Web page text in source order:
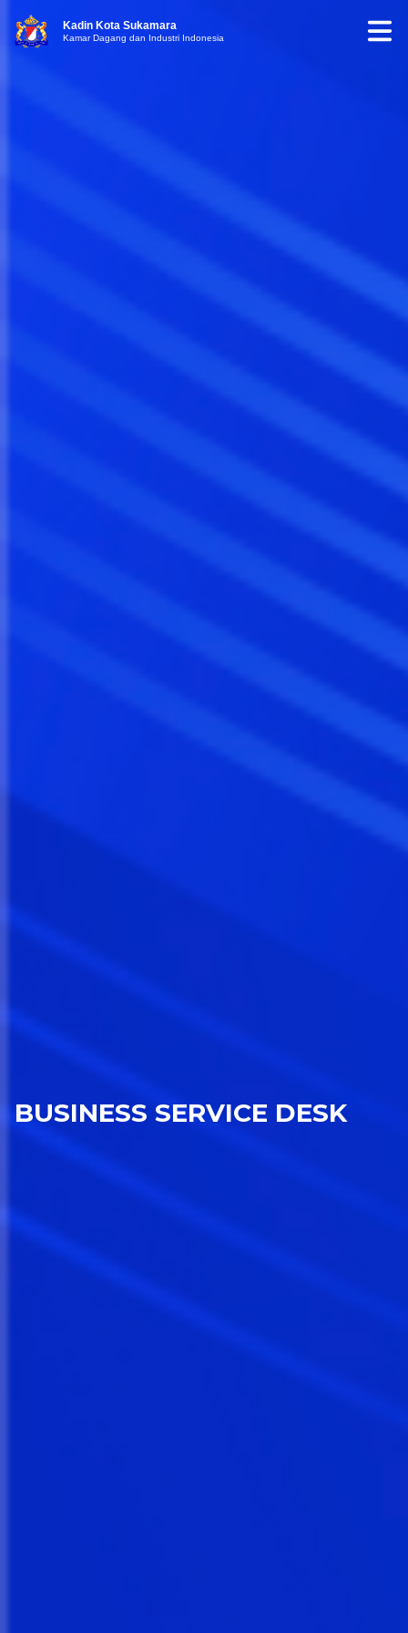
Kadin Kota Sukamara
Kamar Dagang dan Industri Indonesia
BUSINESS SERVICE DESK